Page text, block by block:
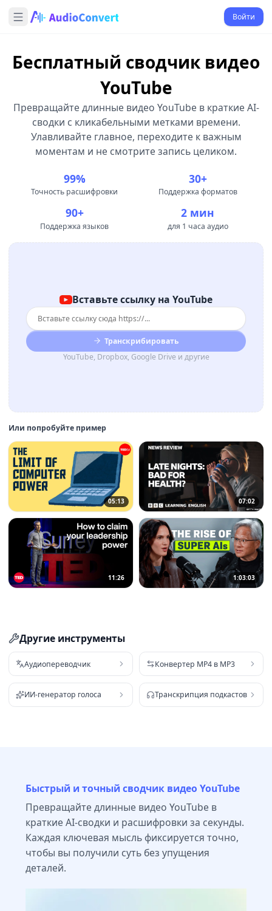
Войти
Бесплатный сводчик видео
YouTube
Превращайте длинные видео YouTube в краткие AI-
сводки с кликабельными метками времени.
Улавливайте главное, переходите к важным
моментам и не смотрите запись целиком.
99%
Точность расшифровки
30+
Поддержка форматов
90+
Поддержка языков
2 мин
для 1 часа аудио
Вставьте ссылку на YouTube
Транскрибировать
YouTube, Dropbox, Google Drive и другие
Или попробуйте пример
05:13 07:02
11:26 1:03:03
Другие инструменты
Аудиопереводчик Конвертер MP4 в MP3
ИИ-генератор голоса Транскрипция подкастов
Быстрый и точный сводчик видео YouTube
Превращайте длинные видео YouTube в
краткие AI-сводки и расшифровки за секунды.
Каждая ключевая мысль фиксируется точно,
чтобы вы получили суть без упущения
деталей.